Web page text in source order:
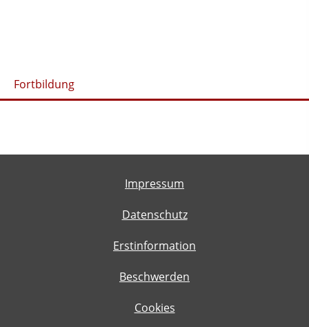
Fortbildung
Impressum
Datenschutz
Erstinformation
Beschwerden
Cookies